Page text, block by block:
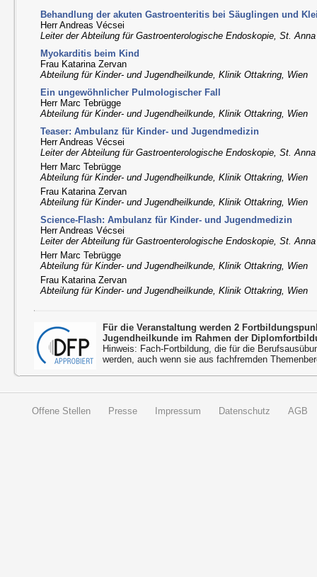
Behandlung der akuten Gastroenteritis bei Säuglingen und
Herr Andreas Vécsei
Leiter der Abteilung für Gastroenterologische Endoskopie, St.
Myokarditis beim Kind
Frau Katarina Zervan
Abteilung für Kinder- und Jugendheilkunde, Klinik Ottakring, Wien
Ein ungewöhnlicher Pulmologischer Fall
Herr Marc Tebrügge
Abteilung für Kinder- und Jugendheilkunde, Klinik Ottakring, Wien
Teaser: Ambulanz für Kinder- und Jugendmedizin
Herr Andreas Vécsei
Leiter der Abteilung für Gastroenterologische Endoskopie, St.
Herr Marc Tebrügge
Abteilung für Kinder- und Jugendheilkunde, Klinik Ottakring, Wien
Frau Katarina Zervan
Abteilung für Kinder- und Jugendheilkunde, Klinik Ottakring, Wien
Science-Flash: Ambulanz für Kinder- und Jugendmedizin
Herr Andreas Vécsei
Leiter der Abteilung für Gastroenterologische Endoskopie, St.
Herr Marc Tebrügge
Abteilung für Kinder- und Jugendheilkunde, Klinik Ottakring, Wien
Frau Katarina Zervan
Abteilung für Kinder- und Jugendheilkunde, Klinik Ottakring, Wien
Für die Veranstaltung werden 2
Jugendheilkunde im Rahmen der
Hinweis: Fach-Fortbildung, die für die
werden, auch wenn sie aus fachfremden
Offene Stellen Presse Impressum Datenschutz AGB